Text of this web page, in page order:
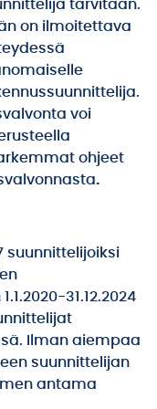
tarvitaan.
on ilmoitettava
voi
ohjeet
.
suunnittelijoiksi
31.12.2024
Ilman aiempaa
suunnittelijan
antama